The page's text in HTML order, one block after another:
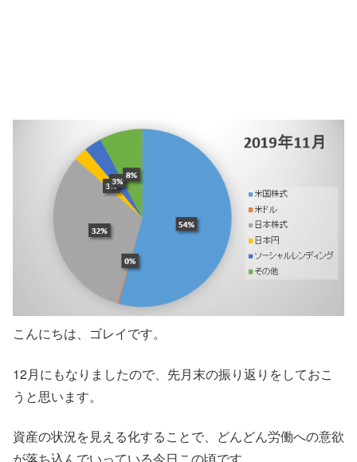
こんにちは、ゴレイです。
12月にもなりましたので、先月末の振り返りをしておこ
うと思います。
資産の状況を見える化することで、どんどん労働への意欲